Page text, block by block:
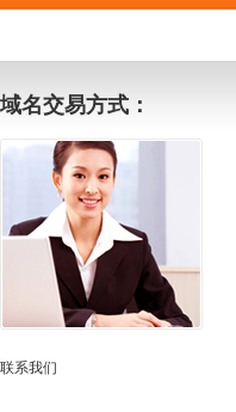
域名交易方式：
联系我们